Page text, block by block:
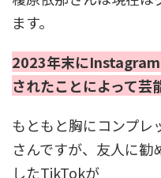
ます。
2023年末にInstagram
されたことによって芸
もともと胸にコンプレ
さんですが、友人に
したTikTokが